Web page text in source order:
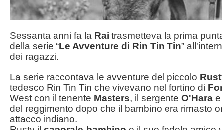
Sessanta anni fa la Rai trasmetteva la prima
della serie “Le Avventure di Rin Tin Tin”
dei ragazzi.
La serie raccontava le avventure del piccolo
tedesco Rin Tin Tin che vivevano nel fortino di
West con il tenente Masters, il sergente O'Hara
del reggimento dopo che il bambino era rimasto
attacco indiano.